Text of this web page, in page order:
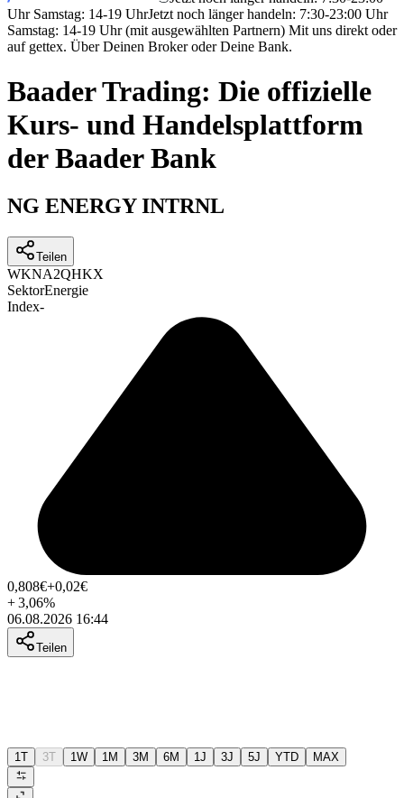
Uhr Samstag: 14-19 UhrJetzt noch länger handeln: 7:30-23:00 Uhr
Samstag: 14-19 Uhr (mit ausgewählten Partnern) Mit uns direkt oder
auf gettex. Über Deinen Broker oder Deine Bank.
Baader Trading: Die offizielle
Kurs- und Handelsplattform
der Baader Bank
NG ENERGY INTRNL
Teilen
WKNA2QHKX
SektorEnergie
Index-
0,808€+0,02€
+3,06%
06.08.2026 16:44
Teilen
1T 3T 1W 1M 3M 6M 1J 3J 5J YTD MAX